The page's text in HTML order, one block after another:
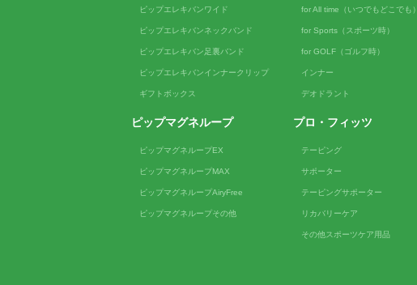
ピップエレキバンワイド
ピップエレキバンネックバンド
ピップエレキバン足裏バンド
ピップエレキバンインナークリップ
ギフトボックス
ピップマグネループ
ピップマグネループEX
ピップマグネループMAX
ピップマグネループAiryFree
ピップマグネループその他
for All time（いつでもどこでも）
for Sports（スポーツ時）
for GOLF（ゴルフ時）
インナー
デオドラント
プロ・フィッツ
テーピング
サポーター
テーピングサポーター
リカバリーケア
その他スポーツケア用品